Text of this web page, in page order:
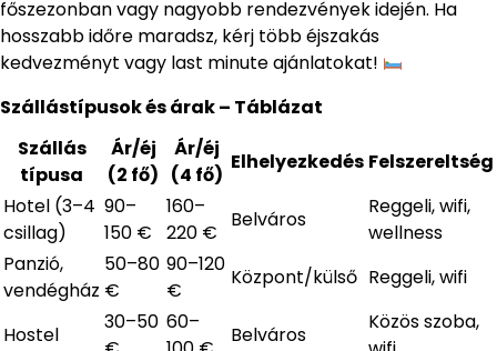
főszezonban vagy nagyobb rendezvények idején. Ha
hosszabb időre maradsz, kérj több éjszakás
kedvezményt vagy last minute ajánlatokat!
Szállástípusok és árak – Táblázat
Szállás
típusa
Ár/éj
(2 fő)
Ár/éj
(4 fő)
Elhelyezkedés Felszereltség
Hotel (3–4
csillag)
90–
150 €
160–
220 €
Belváros
Reggeli, wifi,
wellness
Panzió,
vendégház
50–80
€
90–120
€
Központ/külső Reggeli, wifi
Hostel
30–50 60–
Belváros
Közös szoba,